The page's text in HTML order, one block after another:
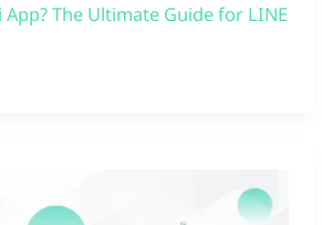
The Ultimate Guide for LINE